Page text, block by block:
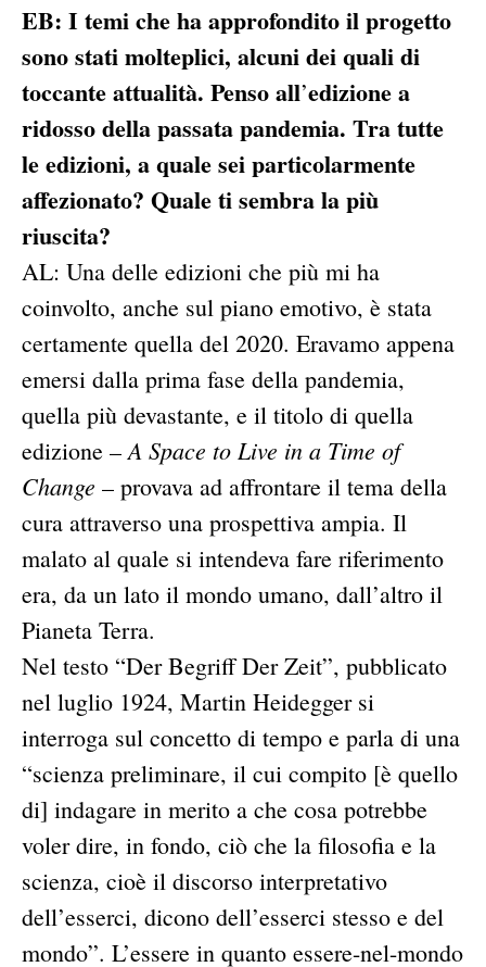
EB: I temi che ha approfondito il progetto
sono stati molteplici, alcuni dei quali di
toccante attualità. Penso all’edizione a
ridosso della passata pandemia. Tra tutte
le edizioni, a quale sei particolarmente
affezionato? Quale ti sembra la più
riuscita?
AL: Una delle edizioni che più mi ha
coinvolto, anche sul piano emotivo, è stata
certamente quella del 2020. Eravamo appena
emersi dalla prima fase della pandemia,
quella più devastante, e il titolo di quella
edizione –A Space to Live in a Time of
Change – provava ad affrontare il tema della
cura attraverso una prospettiva ampia. Il
malato al quale si intendeva fare riferimento
era, da un lato il mondo umano, dall’altro il
Pianeta Terra.
Nel testo “Der Begriff Der Zeit”, pubblicato
nel luglio 1924, Martin Heidegger si
interroga sul concetto di tempo e parla di una
“scienza preliminare, il cui compito [è quello
di] indagare in merito a che cosa potrebbe
voler dire, in fondo, ciò che la filosofia e la
scienza, cioè il discorso interpretativo
dell’esserci, dicono dell’esserci stesso e del
mondo”. L’essere in quanto essere-nel-mondo